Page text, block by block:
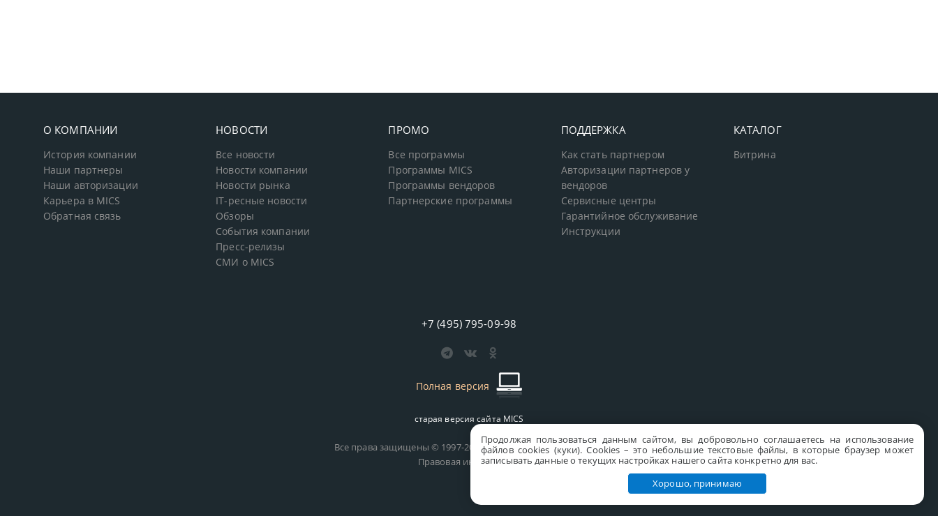
Продолжая пользоваться данным сайтом, вы добровольно соглашаетесь на использование
файлов cookies (куки). Сookies – это небольшие текстовые файлы, в которые браузер может
записывать данные о текущих настройках нашего сайта конкретно для вас.
Хорошо, принимаю
О КОМПАНИИ
История компании
Наши партнеры
Наши авторизации
Карьера в MICS
Обратная связь
НОВОСТИ
Все новости
Новости компании
Новости рынка
IT-ресные новости
Обзоры
События компании
Пресс-релизы
СМИ о MICS
ПРОМО
Все программы
Программы MICS
Программы вендоров
Партнерские программы
ПОДДЕРЖКА
Как стать партнером
Авторизации партнеров у
вендоров
Сервисные центры
Гарантийное обслуживание
Инструкции
КАТАЛОГ
Витрина
+7 (495) 795-09-98
Полная версия
старая версия сайта MICS
Все права защищены © 1997-2026 MICS Distribution Company
Правовая информация